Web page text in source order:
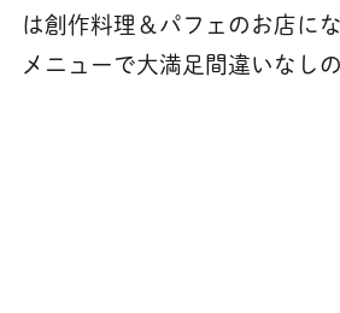
は創作料理＆パフェのお店に
メニューで大満足間違いなし